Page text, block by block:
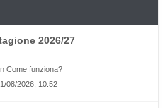
2026/27
Come funziona?
08/2026, 10:52